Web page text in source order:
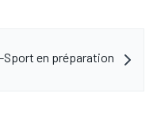
Sport en préparation